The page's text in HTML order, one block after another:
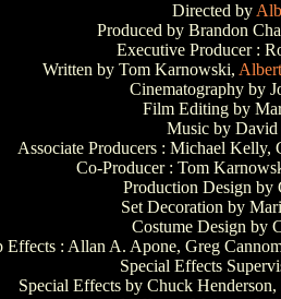
Directed by
Produced by Brandon
Executive Producer :
Written by Tom Karnowski,
Cinematography by
Film Editing by
Music by
Associate Producers : Michael Kelly,
Co-Producer : Tom
Production Design by
Set Decoration by
Costume Design by
Effects : Allan A. Apone, Greg
Special Effects
Special Effects by Chuck